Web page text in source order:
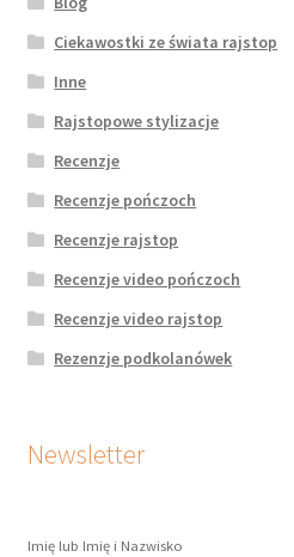
Ciekawostki ze świata rajstop
Inne
Rajstopowe stylizacje
Recenzje
Recenzje pończoch
Recenzje rajstop
Recenzje video pończoch
Recenzje video rajstop
Rezenzje podkolanówek
Newsletter
Imię lub Imię i Nazwisko